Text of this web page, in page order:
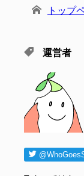
トップ
運営者